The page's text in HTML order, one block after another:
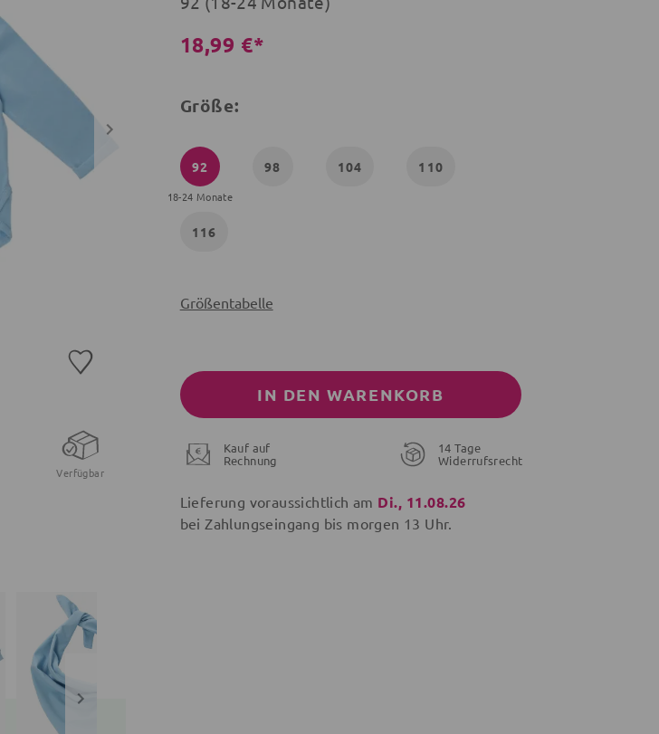
Verfügbar
18,99 €*
Größe:
92
18-24 Monate
98 104 110
116
Größentabelle
IN DEN WARENKORB
Kauf auf
Rechnung
14 Tage
Widerrufsrecht
Lieferung voraussichtlich am Di., 11.08.26
bei Zahlungseingang bis morgen 13 Uhr.